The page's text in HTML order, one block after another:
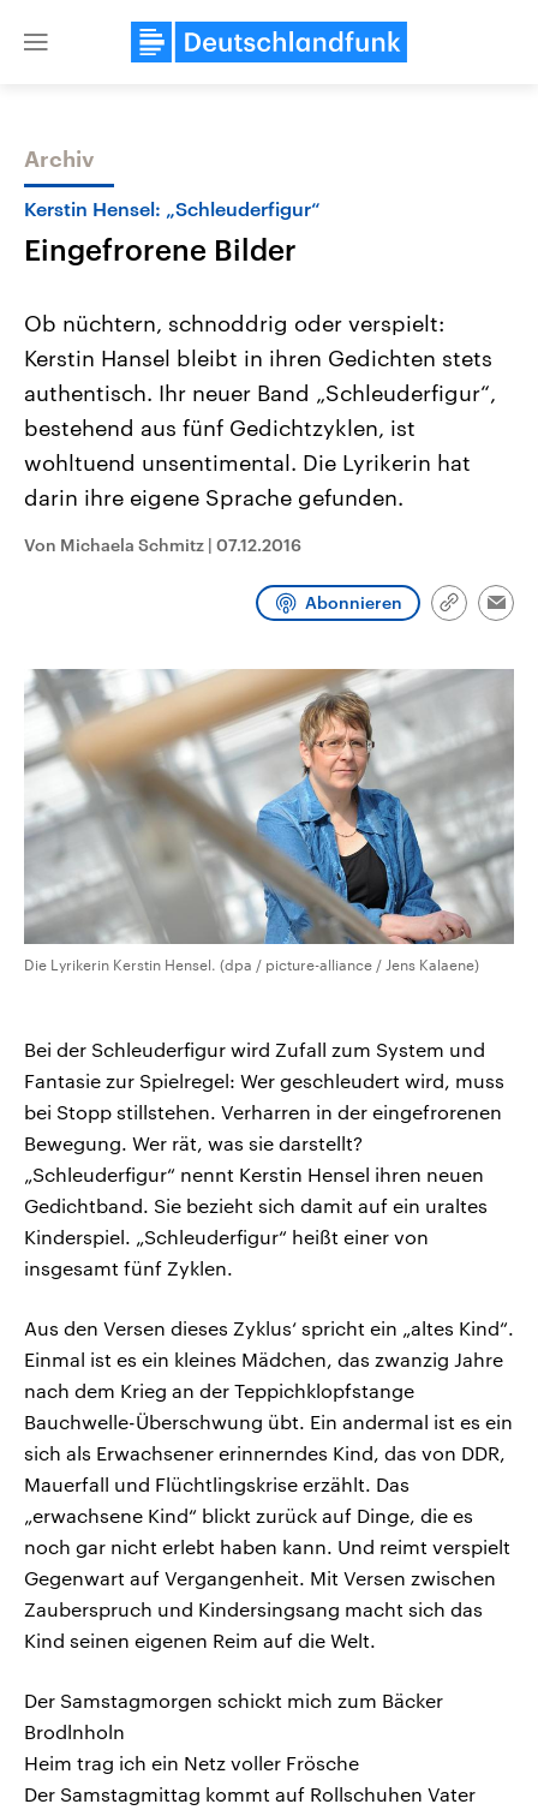
Close
Themen
Landtagswahl Sachsen-Anhalt
2026
Alle Informationen
Sachsen-Anhalt wählt am 6.
September 2026 einen neuen
Landtag. Seit 2021 wird das
Bundesland von einer Koalition aus
CDU, SPD und FDP regiert.-
Wahlprogramme, aktuelle Berichte
und Hintergründe zu den Parteien
USA
Aktuelle Beiträge,
Hintergründe
Wirtschaftlich und
gehören die Vereinigten
Programm Podcasts
Audio-Archiv
Archiv
Kerstin Hensel: „Schleuderfigur“
Eingefrorene Bilder
Ob nüchtern, schnoddrig oder verspielt:
Kerstin Hansel bleibt in ihren Gedichten stets
authentisch. Ihr neuer Band „Schleuderfigur“,
bestehend aus fünf Gedichtzyklen, ist
wohltuend unsentimental. Die Lyrikerin hat
darin ihre eigene Sprache gefunden.
Von Michaela Schmitz | 07.12.2016
Abonnieren
Link
Die Lyrikerin Kerstin Hensel. (dpa / picture-alliance / Jens Kalaene)
Bei der Schleuderfigur wird Zufall zum System und
Fantasie zur Spielregel: Wer geschleudert wird, muss
bei Stopp stillstehen. Verharren in der eingefrorenen
Bewegung. Wer rät, was sie darstellt?
„Schleuderfigur“ nennt Kerstin Hensel ihren neuen
Gedichtband. Sie bezieht sich damit auf ein uraltes
Kinderspiel. „Schleuderfigur“ heißt einer von
insgesamt fünf Zyklen.
Aus den Versen dieses Zyklus‘ spricht ein „altes Kind“.
Einmal ist es ein kleines Mädchen, das zwanzig Jahre
nach dem Krieg an der Teppichklopfstange
Bauchwelle-Überschwung übt. Ein andermal ist es ein
sich als Erwachsener erinnerndes Kind, das von DDR,
Mauerfall und Flüchtlingskrise erzählt. Das
„erwachsene Kind“ blickt zurück auf Dinge, die es
noch gar nicht erlebt haben kann. Und reimt verspielt
Gegenwart auf Vergangenheit. Mit Versen zwischen
Zauberspruch und Kindersingsang macht sich das
Kind seinen eigenen Reim auf die Welt.
Der Samstagmorgen schickt mich zum Bäcker
Brodlnholn
Heim trag ich ein Netz voller Frösche
Der Samstagmittag kommt auf Rollschuhen Vater